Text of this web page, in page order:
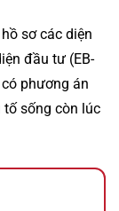
sơ các diện
đầu tư (EB-
phương án
sống còn lúc